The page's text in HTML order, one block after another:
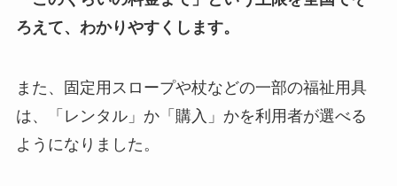
ろえて、わかりやすくします。
また、固定用スロープや杖などの一部の福祉用具
は、「レンタル」か「購入」かを利用者が選べる
ようになりました。